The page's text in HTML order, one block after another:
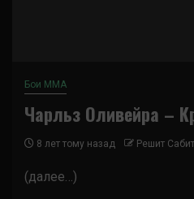
Бои ММА
Чарльз Оливейра –
8 лет тому назад Решит
(далее…)